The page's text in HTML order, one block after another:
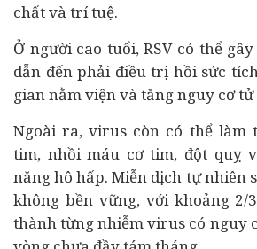
chất và trí tuệ.
Ở người cao tuổi, RSV có thể
dẫn đến phải điều trị hồi sức
gian nằm viện và tăng nguy cơ
Ngoài ra, virus còn có thể làm
tim, nhồi máu cơ tim, đột quỵ
năng hô hấp. Miễn dịch tự nhiên
không bền vững, với khoảng 2/
thành từng nhiễm virus có nguy